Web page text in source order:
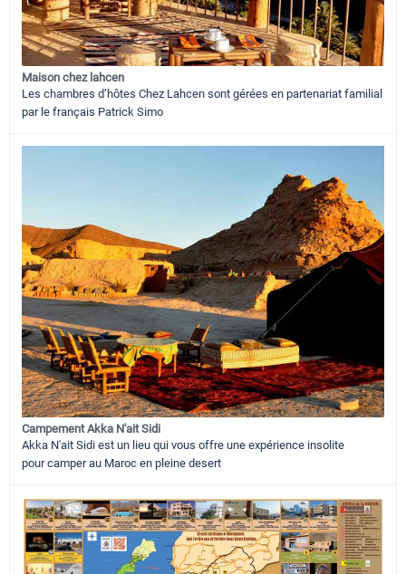
Maison chez lahcen
Les chambres d’hôtes Chez Lahcen sont gérées en partenariat familial
par le français Patrick Simo
Campement Akka N'ait Sidi
Akka N'ait Sidi est un lieu qui vous offre une expérience insolite
pour camper au Maroc en pleine desert